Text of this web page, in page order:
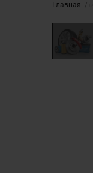
Главная